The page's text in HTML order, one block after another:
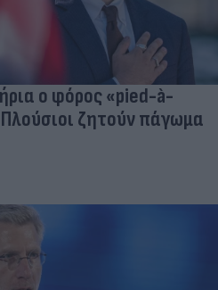
ο φόρος «pied-à-
ζητούν πάγωμα